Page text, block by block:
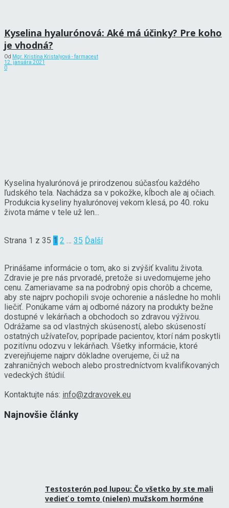
Kyselina hyalurónová: Aké má účinky? Pre koho
je vhodná?
Od Mgr. Kristína Kristalyová - farmaceut
12. januára 2021
0
Kyselina hyalurónová je prirodzenou súčasťou každého
ľudského tela. Nachádza sa v pokožke, kĺboch ale aj očiach.
Produkcia kyseliny hyalurónovej vekom klesá, po 40. roku
života máme v tele už len...
Strana 1 z 35 1 2 … 35 Ďalší
Prinášame informácie o tom, ako si zvýšiť kvalitu života.
Zdravie je pre nás prvoradé, pretože si uvedomujeme jeho
cenu. Zameriavame sa na podrobný opis chorôb a chceme,
aby ste najprv pochopili svoje ochorenie a následne ho mohli
liečiť. Ponúkame vám aj odborné názory na produkty bežne
dostupné v lekárňach a obchodoch so zdravou výživou.
Odrážame sa od vlastných skúseností, alebo skúseností
ostatných užívateľov, poprípade pacientov, ktorí nám poskytli
pozitívnu odozvu v lekárňach. Všetky informácie, ktoré
zverejňujeme najprv dôkladne overujeme, či už na
zahraničných weboch alebo prostredníctvom kvalifikovaných
vedeckých štúdií.
Kontaktujte nás: info@zdravovek.eu
Najnovšie články
Testosterón pod lupou: Čo všetko by ste mali
vedieť o tomto (nielen) mužskom hormóne